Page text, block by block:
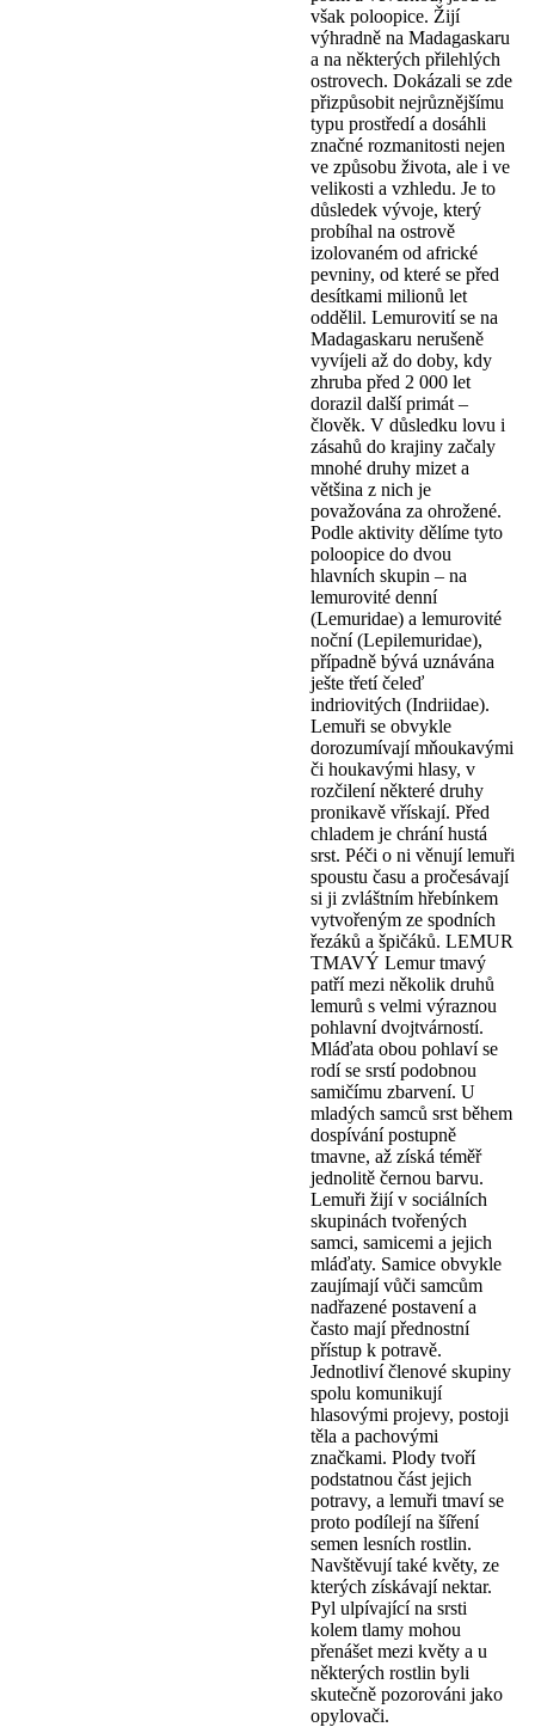
však poloopice. Žijí
výhradně na Madagaskaru
a na některých přilehlých
ostrovech. Dokázali se zde
přizpůsobit nejrůznějšímu
typu prostředí a dosáhli
značné rozmanitosti nejen
ve způsobu života, ale i ve
velikosti a vzhledu. Je to
důsledek vývoje, který
probíhal na ostrově
izolovaném od africké
pevniny, od které se před
desítkami milionů let
oddělil. Lemurovití se na
Madagaskaru nerušeně
vyvíjeli až do doby, kdy
zhruba před 2 000 let
dorazil další primát –
člověk. V důsledku lovu i
zásahů do krajiny začaly
mnohé druhy mizet a
většina z nich je
považována za ohrožené.
Podle aktivity dělíme tyto
poloopice do dvou
hlavních skupin – na
lemurovité denní
(Lemuridae) a lemurovité
noční (Lepilemuridae),
případně bývá uznávána
ješte třetí čeleď
indriovitých (Indriidae).
Lemuři se obvykle
dorozumívají mňoukavými
či houkavými hlasy, v
rozčilení některé druhy
pronikavě vřískají. Před
chladem je chrání hustá
srst. Péči o ni věnují lemuři
spoustu času a pročesávají
si ji zvláštním hřebínkem
vytvořeným ze spodních
řezáků a špičáků. LEMUR
TMAVÝ Lemur tmavý
patří mezi několik druhů
lemurů s velmi výraznou
pohlavní dvojtvárností.
Mláďata obou pohlaví se
rodí se srstí podobnou
samičímu zbarvení. U
mladých samců srst během
dospívání postupně
tmavne, až získá téměř
jednolitě černou barvu.
Lemuři žijí v sociálních
skupinách tvořených
samci, samicemi a jejich
mláďaty. Samice obvykle
zaujímají vůči samcům
nadřazené postavení a
často mají přednostní
přístup k potravě.
Jednotliví členové skupiny
spolu komunikují
hlasovými projevy, postoji
těla a pachovými
značkami. Plody tvoří
podstatnou část jejich
potravy, a lemuři tmaví se
proto podílejí na šíření
semen lesních rostlin.
Navštěvují také květy, ze
kterých získávají nektar.
Pyl ulpívající na srsti
kolem tlamy mohou
přenášet mezi květy a u
některých rostlin byli
skutečně pozorováni jako
opylovači.